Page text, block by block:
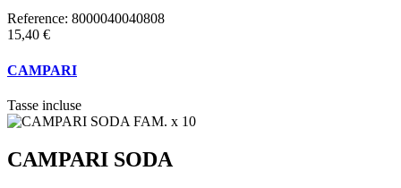
Reference: 8000040040808
15,40 €
CAMPARI
Tasse incluse
CAMPARI SODA